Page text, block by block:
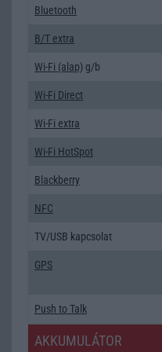
Bluetooth
B/T extra
Wi-Fi (alap) g/b
Wi-Fi Direct
Wi-Fi extra
Wi-Fi HotSpot
Blackberry
NFC
TV/USB kapcsolat
GPS
Push to Talk
AKKUMULÁTOR